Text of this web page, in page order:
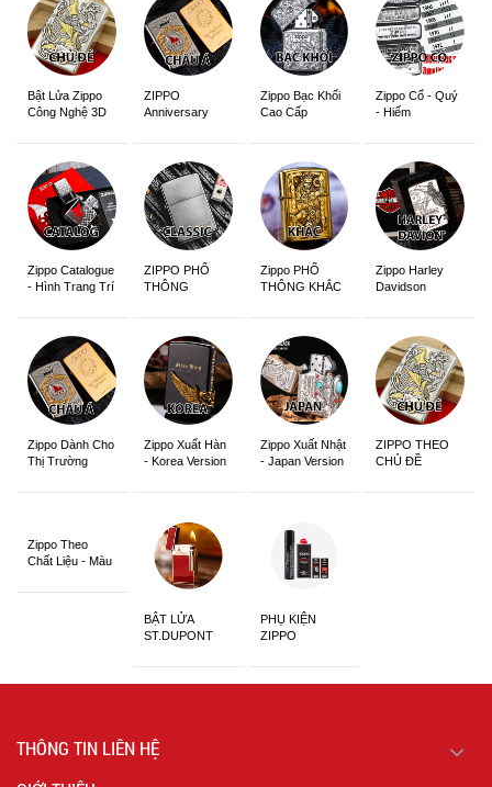
Bật Lửa Zippo
Công Nghệ 3D
ZIPPO
Anniversary
Zippo Bạc Khối
Cao Cấp
Zippo Cổ - Quý
- Hiếm
Zippo Catalogue
- Hình Trang Trí
ZIPPO PHỔ
THÔNG
Zippo PHỔ
THÔNG KHẮC
Zippo Harley
Davidson
Zippo Dành Cho
Thị Trường
Zippo Xuất Hàn
- Korea Version
Zippo Xuất Nhật
- Japan Version
ZIPPO THEO
CHỦ ĐỀ
Zippo Theo
Chất Liệu - Màu
BẬT LỬA
ST.DUPONT
PHỤ KIỆN
ZIPPO
THÔNG TIN LIÊN HỆ